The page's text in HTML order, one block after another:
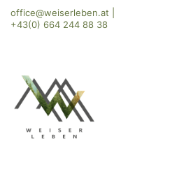
office@weiserleben.at
+43(0) 664 244 88 38